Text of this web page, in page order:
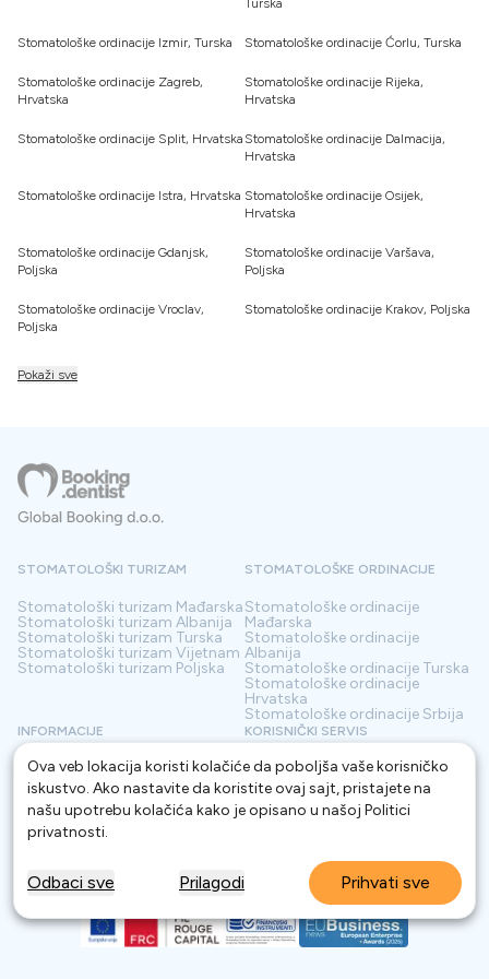
Turska
Stomatološke ordinacije Izmir, Turska Stomatološke ordinacije Ćorlu, Turska
Stomatološke ordinacije Zagreb,
Hrvatska
Stomatološke ordinacije Rijeka,
Hrvatska
Stomatološke ordinacije Split, Hrvatska Stomatološke ordinacije Dalmacija,
Hrvatska
Stomatološke ordinacije Istra, Hrvatska Stomatološke ordinacije Osijek,
Hrvatska
Stomatološke ordinacije Gdanjsk,
Poljska
Stomatološke ordinacije Varšava,
Poljska
Stomatološke ordinacije Vroclav,
Poljska
Stomatološke ordinacije Krakov, Poljska
Pokaži sve
Ova veb lokacija koristi kolačiće da poboljša vaše korisničko
iskustvo. Ako nastavite da koristite ovaj sajt, pristajete na
našu upotrebu kolačića kako je opisano u našoj Politici
privatnosti.
Odbaci sve Prilagodi Prihvati sve
STOMATOLOŠKI TURIZAM
Stomatološki turizam Mađarska
Stomatološki turizam Albanija
Stomatološki turizam Turska
Stomatološki turizam Vijetnam
Stomatološki turizam Poljska
STOMATOLOŠKE ORDINACIJE
Stomatološke ordinacije
Mađarska
Stomatološke ordinacije
Albanija
Stomatološke ordinacije Turska
Stomatološke ordinacije
Hrvatska
Stomatološke ordinacije Srbija
INFORMACIJE
O nama
Kontakt
Često postavljana pitanja
Blog
Rečnik
KORISNIČKI SERVIS
Odredbe i uslovi
Pravila o privatnosti
Za Klinike